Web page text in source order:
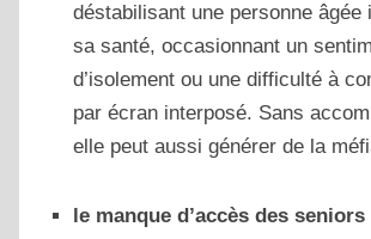
déstabilisant une personne âgée
sa santé, occasionnant un
d’isolement ou une difficulté à
par écran interposé. Sans
elle peut aussi générer de la
le manque d’accès des seniors